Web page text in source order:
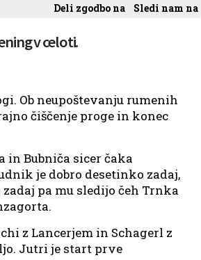
Sledi nam na
Deli zgodbo na
v celoti.
Ob neupoštevanju rumenih
čiščenje proge in konec
in Bubniča sicer čaka
je dobro desetinko zadaj,
pa mu sledijo čeh Trnka
z Lancerjem in Schagerl z
Jutri je start prve